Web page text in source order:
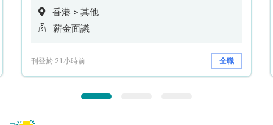
香港 > 其他
薪金面議
刊登於 21小時前 全職